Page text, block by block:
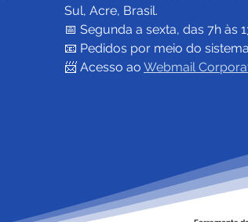
Sul, Acre, Brasil.
📅 Segunda a sexta, das 7h às
📧 Pedidos por meio do sistema
📨 Acesso ao Webmail